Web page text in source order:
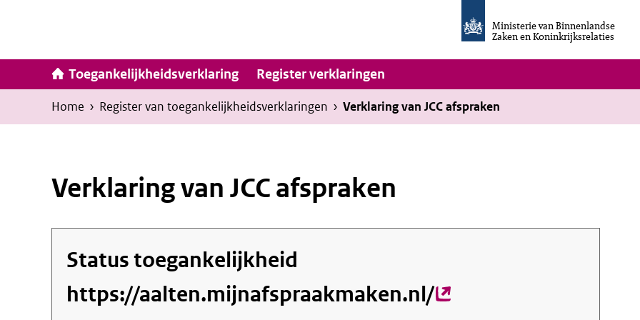
inhoud
Ministerie van Binnenlandse
Zaken en Koninkrijksrelaties
van
Invulassistent
Toegankelijkheidsverklaring
Toegankelijkheidsverklaring Hoofdnavigatie
Register verklaringen
Kruimelpad
U
bevindt
Home › Register van toegankelijkheids­verklaringen › Verklaring van JCC afspraken
Verklaring van JCC afspraken
Status toegankelijkheid
https://aalten.mijnafspraakmaken.nl/(externe